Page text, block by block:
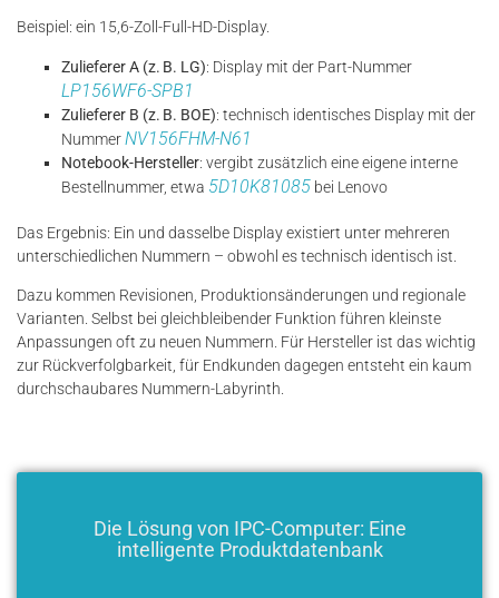
Beispiel: ein 15,6-Zoll-Full-HD-Display.
Zulieferer A (z. B. LG): Display mit der Part-Nummer
LP156WF6-SPB1
Zulieferer B (z. B. BOE): technisch identisches Display mit der
NummerNV156FHM-N61
Notebook-Hersteller: vergibt zusätzlich eine eigene interne
Bestellnummer, etwa 5D10K81085 bei Lenovo
Das Ergebnis: Ein und dasselbe Display existiert unter mehreren
unterschiedlichen Nummern – obwohl es technisch identisch ist.
Dazu kommen Revisionen, Produktionsänderungen und regionale
Varianten. Selbst bei gleichbleibender Funktion führen kleinste
Anpassungen oft zu neuen Nummern. Für Hersteller ist das wichtig
zur Rückverfolgbarkeit, für Endkunden dagegen entsteht ein kaum
durchschaubares Nummern-Labyrinth.
Die Lösung von IPC-Computer: Eine
intelligente Produktdatenbank